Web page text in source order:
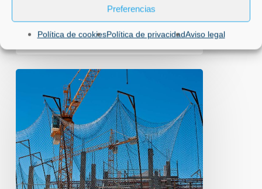
Preferencias
Política de cookiesPolítica de privacidadAviso legal
27 de febrero de 2025
REDES
SEGURIDAD
TIPO
U
PARA
INDUSTRIA